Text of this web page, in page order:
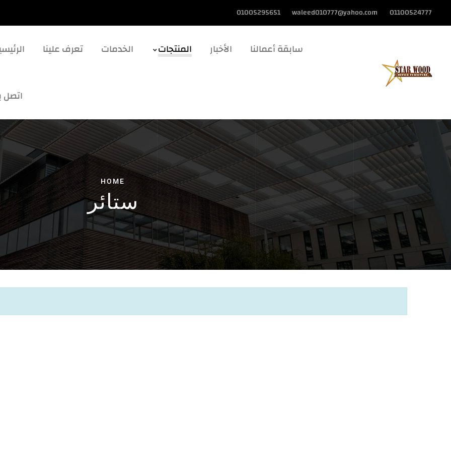
01100524777
waleed010777@yahoo.com
01005295651
تعرف علينا الخدمات المنتجات الأخبار سابقة أعمالنا
اتصل
HOME
ستائر